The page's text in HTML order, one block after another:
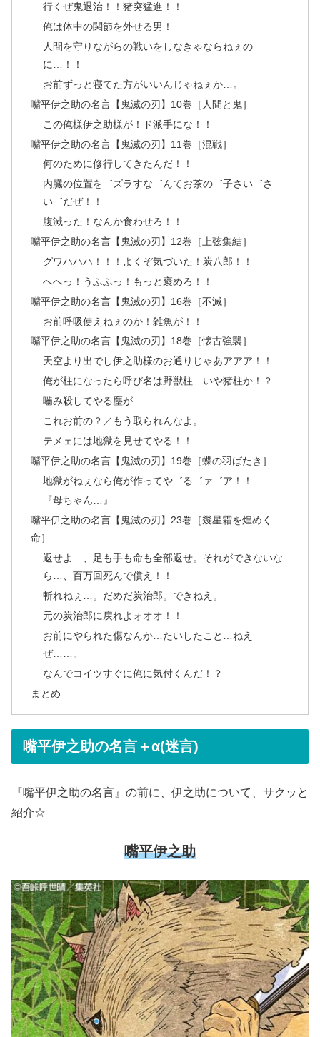
行くぜ鬼退治！！猪突猛進！！
俺は体中の関節を外せる男！
人間を守りながらの戦いをしなきゃならねぇの
に…！！
お前ずっと寝てた方がいいんじゃねぇか…。
嘴平伊之助の名言【鬼滅の刃】10巻［人間と鬼］
この俺様伊之助様が！ド派手にな！！
嘴平伊之助の名言【鬼滅の刃】11巻［混戦］
何のために修行してきたんだ！！
内臓の位置を゛ズラすな゛んてお茶の゛子さい゛さ
い゛だぜ！！
腹減った！なんか食わせろ！！
嘴平伊之助の名言【鬼滅の刃】12巻［上弦集結］
グワハハハ！！！よくぞ気づいた！炭八郎！！
へへっ！うふふっ！もっと褒めろ！！
嘴平伊之助の名言【鬼滅の刃】16巻［不滅］
お前呼吸使えねぇのか！雑魚が！！
嘴平伊之助の名言【鬼滅の刃】18巻［懐古強襲］
天空より出でし伊之助様のお通りじゃあアアア！！
俺が柱になったら呼び名は野獣柱…いや猪柱か！？
嚙み殺してやる塵が
これお前の？／もう取られんなよ。
テメェには地獄を見せてやる！！
嘴平伊之助の名言【鬼滅の刃】19巻［蝶の羽ばたき］
地獄がねぇなら俺が作ってや゛る゛ァ゛ア！！
『母ちゃん…』
嘴平伊之助の名言【鬼滅の刃】23巻［幾星霜を煌めく
命］
返せよ…、足も手も命も全部返せ。それができないな
ら…、百万回死んで償え！！
斬れねぇ…。だめだ炭治郎。できねえ。
元の炭治郎に戻れよォオオ！！
お前にやられた傷なんか…たいしたこと…ねえ
ぜ……。
なんでコイツすぐに俺に気付くんだ！？
まとめ
嘴平伊之助の名言＋α(迷言)
『嘴平伊之助の名言』の前に、伊之助について、サクッと
紹介☆
嘴平伊之助